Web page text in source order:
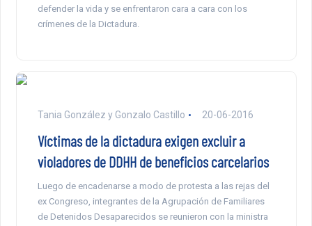
defender la vida y se enfrentaron cara a cara con los
crímenes de la Dictadura.
Tania González y Gonzalo Castillo 20-06-2016
Víctimas de la dictadura exigen excluir a
violadores de DDHH de beneficios carcelarios
Luego de encadenarse a modo de protesta a las rejas del
ex Congreso, integrantes de la Agrupación de Familiares
de Detenidos Desaparecidos se reunieron con la ministra